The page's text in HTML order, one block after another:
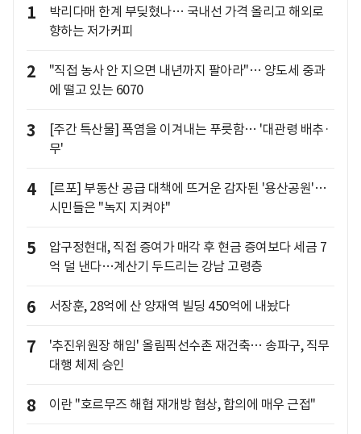
1
박리다매 한계 부딪혔나… 국내선 가격 올리고 해외로
향하는 저가커피
2
"직접 농사 안 지으면 내년까지 팔아라"… 양도세 중과
에 떨고 있는 6070
3
[주간 특산물] 폭염을 이겨내는 푸릇함… '대관령 배추·
무'
4
[르포] 부동산 공급 대책에 뜨거운 감자된 '용산공원'…
시민들은 "녹지 지켜야"
5
압구정현대, 직접 증여가 매각 후 현금 증여보다 세금 7
억 덜 낸다…계산기 두드리는 강남 고령층
6 서장훈, 28억에 산 양재역 빌딩 450억에 내놨다
7
'추진위원장 해임' 올림픽선수촌 재건축… 송파구, 직무
대행 체제 승인
8 이란 "호르무즈 해협 재개방 협상, 합의에 매우 근접"